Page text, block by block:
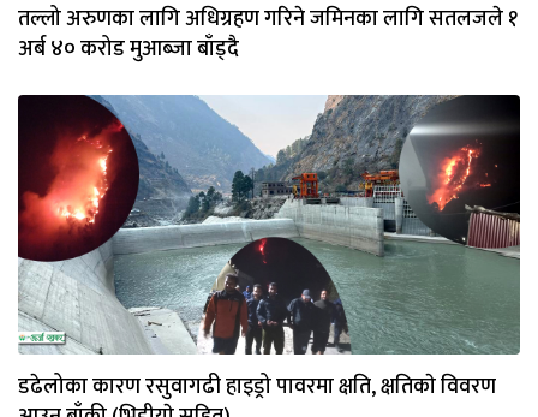
तल्लो अरुणका लागि अधिग्रहण गरिने जमिनका लागि सतलजले १
अर्ब ४० करोड मुआब्जा बाँड्दै
डढेलोका कारण रसुवागढी हाइड्रो पावरमा क्षति, क्षतिकाे विवरण